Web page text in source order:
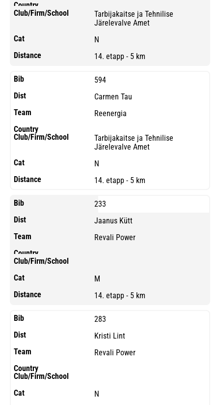
Tarbijakaitse ja Tehnilise
Järelevalve Amet
N
14. etapp - 5 km
594
Carmen Tau
Reenergia
Tarbijakaitse ja Tehnilise
Järelevalve Amet
N
14. etapp - 5 km
233
Jaanus Kütt
Revali Power
M
14. etapp - 5 km
283
Kristi Lint
Revali Power
N